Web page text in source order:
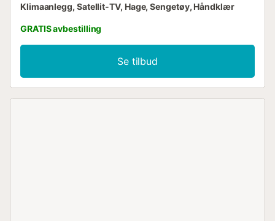
Klimaanlegg, Satellit-TV, Hage, Sengetøy, Håndklær
GRATIS avbestilling
Se tilbud